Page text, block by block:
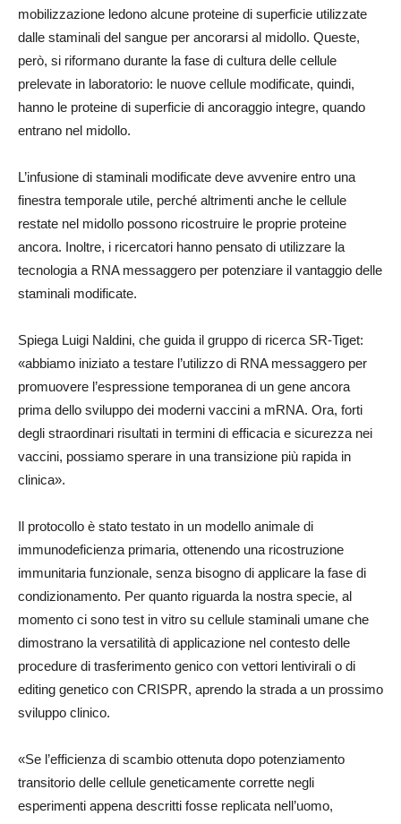
mobilizzazione ledono alcune proteine di superficie utilizzate
dalle staminali del sangue per ancorarsi al midollo. Queste,
però, si riformano durante la fase di cultura delle cellule
prelevate in laboratorio: le nuove cellule modificate, quindi,
hanno le proteine di superficie di ancoraggio integre, quando
entrano nel midollo.
L’infusione di staminali modificate deve avvenire entro una
finestra temporale utile, perché altrimenti anche le cellule
restate nel midollo possono ricostruire le proprie proteine
ancora. Inoltre, i ricercatori hanno pensato di utilizzare la
tecnologia a RNA messaggero per potenziare il vantaggio delle
staminali modificate.
Spiega Luigi Naldini, che guida il gruppo di ricerca SR-Tiget:
«abbiamo iniziato a testare l’utilizzo di RNA messaggero per
promuovere l’espressione temporanea di un gene ancora
prima dello sviluppo dei moderni vaccini a mRNA. Ora, forti
degli straordinari risultati in termini di efficacia e sicurezza nei
vaccini, possiamo sperare in una transizione più rapida in
clinica».
Il protocollo è stato testato in un modello animale di
immunodeficienza primaria, ottenendo una ricostruzione
immunitaria funzionale, senza bisogno di applicare la fase di
condizionamento. Per quanto riguarda la nostra specie, al
momento ci sono test in vitro su cellule staminali umane che
dimostrano la versatilità di applicazione nel contesto delle
procedure di trasferimento genico con vettori lentivirali o di
editing genetico con CRISPR, aprendo la strada a un prossimo
sviluppo clinico.
«Se l’efficienza di scambio ottenuta dopo potenziamento
transitorio delle cellule geneticamente corrette negli
esperimenti appena descritti fosse replicata nell’uomo,